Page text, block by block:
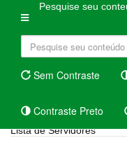
Pesquise seu
Sem Contraste
Contraste Preto
Lista de Servidores